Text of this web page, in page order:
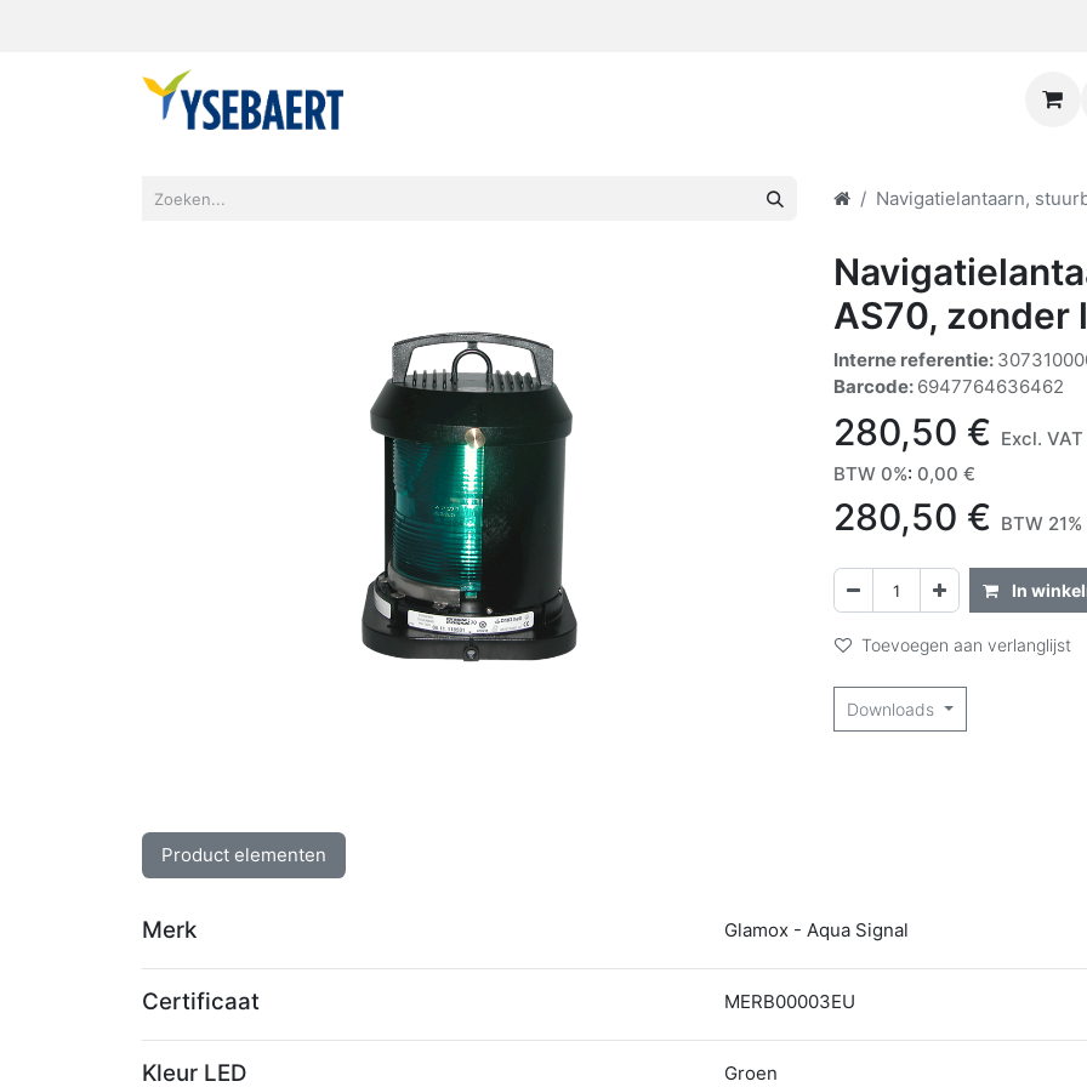
Navigatielantaarn,
AS70, zonder
Interne referentie:
Barcode: 6947764636462
280,50 € Excl. VAT
BTW 0%: 0,00 €
280,50 € BTW
In
Toevoegen aan verlanglijst
Downloads
Product elementen
Merk Glamox - Aqua Signal
Certificaat MERB00003EU
Kleur LED Groen